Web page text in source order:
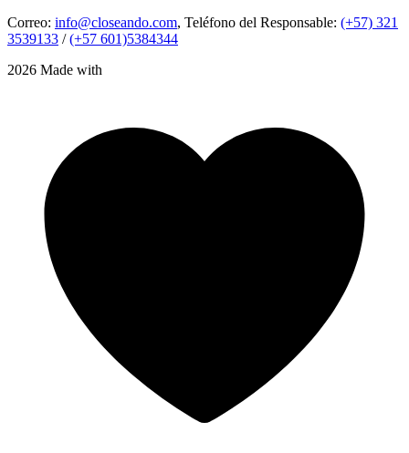
Correo: info@closeando.com, Teléfono del Responsable: (+57) 321
3539133 /(+57 601)5384344
2026 Made with